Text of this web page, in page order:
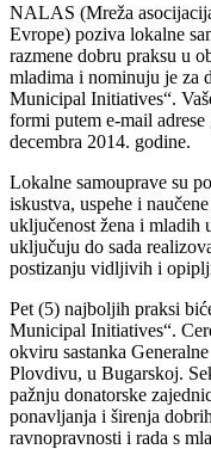
NALAS (Mreža
Evrope) poziva lokalne
razmene dobru praksu u
mladima i nominuju je za
Municipal Initiatives“.
formi putem e-mail
decembra 2014. godine.
Lokalne samouprave su
iskustva, uspehe i
uključenost žena i mladih
uključuju do sada
postizanju vidljivih i
Pet (5) najboljih praksi
Municipal Initiatives“.
okviru sastanka
Plovdivu, u Bugarskoj.
pažnju donatorske
ponavljanja i širenja
ravnopravnosti i rada s